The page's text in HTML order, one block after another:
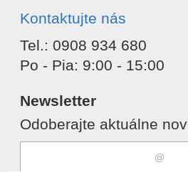
Kontaktujte nás
Tel.: 0908 934 680
Po - Pia: 9:00 - 15:00
Newsletter
Odoberajte aktuálne